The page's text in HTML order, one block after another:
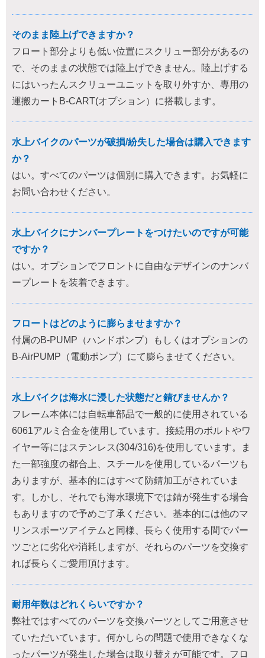
そのまま陸上げできますか？
フロート部分よりも低い位置にスクリュー部分があるの
で、そのままの状態では陸上げできません。陸上げする
にはいったんスクリューユニットを取り外すか、専用の
運搬カートB-CART(オプション）に搭載します。
水上バイクのパーツが破損/紛失した場合は購入できます
か？
はい。すべてのパーツは個別に購入できます。お気軽に
お問い合わせください。
水上バイクにナンバープレートをつけたいのですが可能
ですか？
はい。オプションでフロントに自由なデザインのナンバ
ープレートを装着できます。
フロートはどのように膨らませますか？
付属のB-PUMP（ハンドポンプ）もしくはオプションの
B-AirPUMP（電動ポンプ）にて膨らませてください。
水上バイクは海水に浸した状態だと錆びませんか？
フレーム本体には自転車部品で一般的に使用されている
6061アルミ合金を使用しています。接続用のボルトやワ
イヤー等にはステンレス(304/316)を使用しています。ま
た一部強度の都合上、スチールを使用しているパーツも
ありますが、基本的にはすべて防錆加工がされていま
す。しかし、それでも海水環境下では錆が発生する場合
もありますので予めご了承ください。基本的には他のマ
リンスポーツアイテムと同様、長らく使用する間でパー
ツごとに劣化や消耗しますが、それらのパーツを交換す
れば長らくご愛用頂けます。
耐用年数はどれくらいですか？
弊社ではすべてのパーツを交換パーツとしてご用意させ
ていただいています。何かしらの問題で使用できなくな
ったパーツが発生した場合は取り替えが可能です。フロ